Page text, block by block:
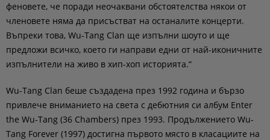
феновете, че поради неочаквани обстоятелства някои от
членовете няма да присъстват на останалите концерти.
Въпреки това, Wu-Tang Clan ще изпълни шоуто и ще
предложи всичко, което ги направи едни от най-иконичните
изпълнители на живо в хип-хоп историята.“
Wu-Tang Clan беше създадена през 1992 година и бързо
привлече вниманието на света с дебютния си албум Enter
the Wu-Tang (36 Chambers) през 1993. Продължението Wu-
Tang Forever (1997) достигна първото място в класациите на